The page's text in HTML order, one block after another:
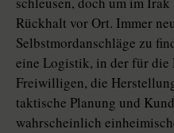
Rückhalt vor Ort. Immer
Selbstmordanschläge zu
eine Logistik, in der für die
Freiwilligen, die
taktische Planung und
wahrscheinlich